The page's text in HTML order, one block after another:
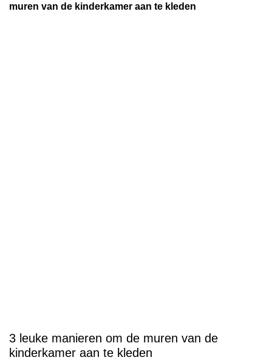
muren van de kinderkamer aan te kleden
3 leuke manieren om de muren van de
kinderkamer aan te kleden